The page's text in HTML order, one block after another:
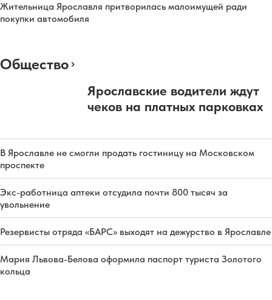
Жительница Ярославля притворилась малоимущей ради
покупки автомобиля
Общество
Ярославские водители ждут
чеков на платных парковках
В Ярославле не смогли продать гостиницу на Московском
проспекте
Экс-работница аптеки отсудила почти 800 тысяч за
увольнение
Резервисты отряда «БАРС» выходят на дежурство в Ярославле
Мария Львова-Белова оформила паспорт туриста Золотого
кольца